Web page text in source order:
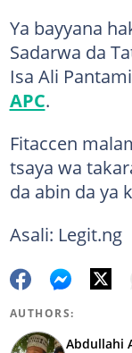
Ya bayyana
Sadarwa da
Isa Ali
APC.
Fitaccen
tsaya wa
da abin da ya
Asali: Legit.ng
AUTHORS:
Abdullahi